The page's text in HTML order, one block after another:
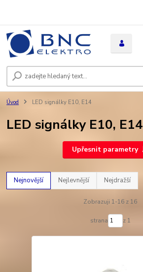
Úvod LED signálky E10, E14
LED signálky E10, E14
Upřesnit parametry
Nejnovější Nejlevnější Nejdražší
Zobrazuji 1-16 z 16
strana z 1